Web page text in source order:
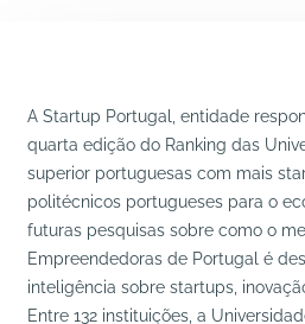
A Startup Portugal, entidade
quarta edição do Ranking das
superior portuguesas com mais
politécnicos portugueses para o
futuras pesquisas sobre como o
Empreendedoras de Portugal é
inteligência sobre startups,
Entre 132 instituições, a